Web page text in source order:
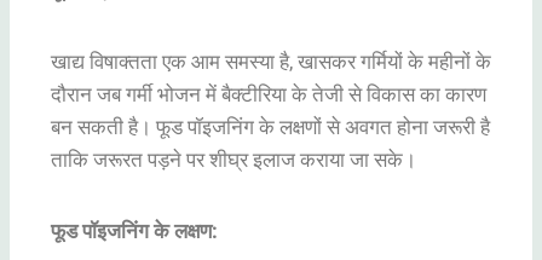
खाद्य विषाक्तता एक आम समस्या है, खासकर गर्मियों के महीनों के
दौरान जब गर्मी भोजन में बैक्टीरिया के तेजी से विकास का कारण
बन सकती है। फूड पॉइजनिंग के लक्षणों से अवगत होना जरूरी है
ताकि जरूरत पड़ने पर शीघ्र इलाज कराया जा सके।
फूड पॉइजनिंग के लक्षण: